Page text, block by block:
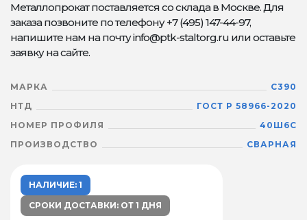
Металлопрокат поставляется со склада в Москве. Для
заказа позвоните по телефону +7 (495) 147-44-97,
напишите нам на почту info@ptk-staltorg.ru или оставьте
заявку на сайте.
МАРКА
С390
НТД
ГОСТ Р 58966-2020
НОМЕР ПРОФИЛЯ
40Ш6С
ПРОИЗВОДСТВО
СВАРНАЯ
НАЛИЧИЕ: 1
СРОКИ ДОСТАВКИ: ОТ 1 ДНЯ